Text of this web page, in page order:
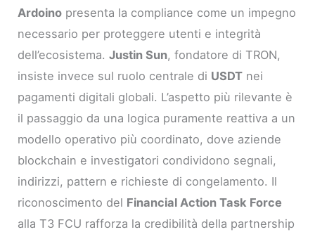
Ardoino presenta la compliance come un impegno
necessario per proteggere utenti e integrità
dell’ecosistema.Justin Sun, fondatore di TRON,
insiste invece sul ruolo centrale di USDT nei
pagamenti digitali globali. L’aspetto più rilevante è
il passaggio da una logica puramente reattiva a un
modello operativo più coordinato, dove aziende
blockchain e investigatori condividono segnali,
indirizzi, pattern e richieste di congelamento. Il
riconoscimento del Financial Action Task Force
alla T3 FCU rafforza la credibilità della partnership